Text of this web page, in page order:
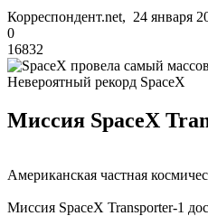
Корреспондент.net, 24 января
0
16832
Невероятный рекорд SpaceX
Миссия SpaceX
Американская частная
Миссия SpaceX Transporter-1